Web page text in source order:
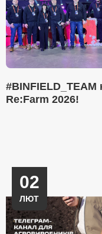
#BINFIELD_TEAM
Re:Farm 2026!
02
ЛЮТ